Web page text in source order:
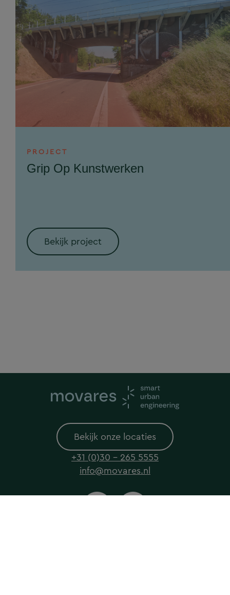
PROJECT
Grip Op Kunstwerken
Bekijk project
Bekijk onze locaties
+31 (0)30 - 265 5555
info@movares.nl